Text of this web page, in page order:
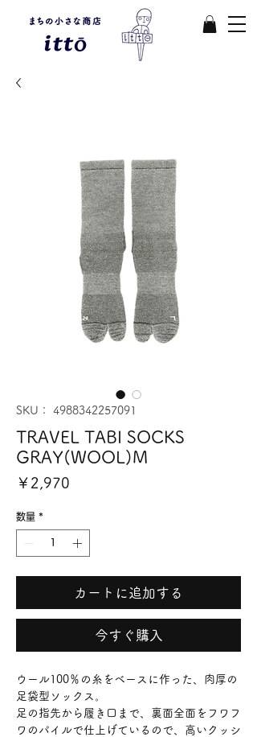
SKU： 4988342257091
TRAVEL TABI SOCKS
GRAY(WOOL)M
￥2,970
数量 *
カートに追加する
今すぐ購入
ウール100％の糸をベースに作った、肉厚の
足袋型ソックス。
足の指先から履き口まで、裏面全面をフワフ
ワのパイルで仕上げているので、高いクッシ